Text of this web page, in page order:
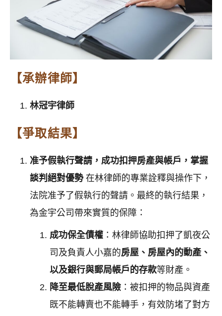
【承辦律師】
林冠宇律師
【爭取結果】
准予假執行聲請，成功扣押房產與帳戶，掌握
談判絕對優勢在林律師的專業詮釋與操作下，
法院准予了假執行的聲請。最終的執行結果，
為金宇公司帶來實質的保障：
成功保全債權 ：林律師協助扣押了凱夜公
司及負責人小嘉的房屋、房屋內的動產、
以及銀行與郵局帳戶的存款等財產。
降至最低脫產風險 ：被扣押的物品與資產
既不能轉賣也不能轉手，有效防堵了對方